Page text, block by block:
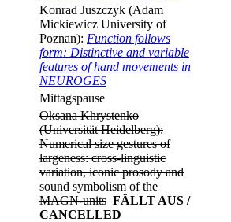
Konrad Juszczyk (Adam
Mickiewicz University of
Poznan): Function follows
form: Distinctive and variable
features of hand movements in
NEUROGES
Mittagspause
Oksana Khrystenko
(Universität Heidelberg):
Numerical size gestures of
largeness: cross-linguistic
variation, iconic prosody and
sound symbolism of the
MAGN-units FÄLLT AUS /
CANCELLED